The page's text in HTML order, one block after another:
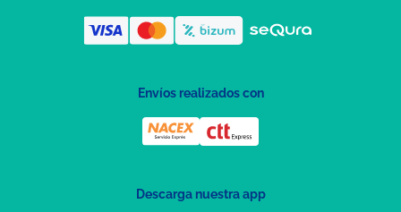
Envíos realizados con
Descarga nuestra app